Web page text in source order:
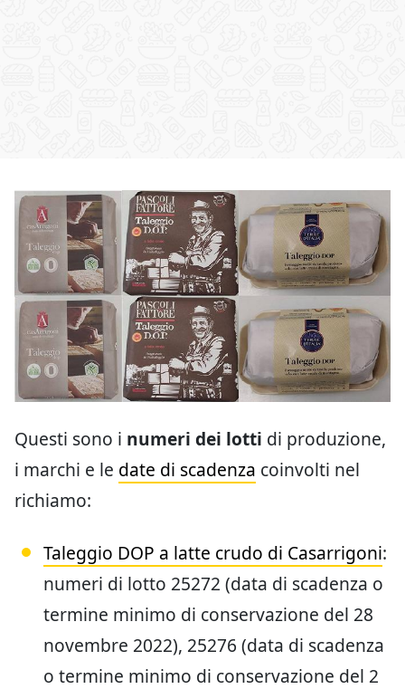
Questi sono i numeri dei lotti di produzione,
i marchi e le date di scadenza coinvolti nel
richiamo:
Taleggio DOP a latte crudo di Casarrigoni:
numeri di lotto 25272 (data di scadenza o
termine minimo di conservazione del 28
novembre 2022), 25276 (data di scadenza
o termine minimo di conservazione del 2